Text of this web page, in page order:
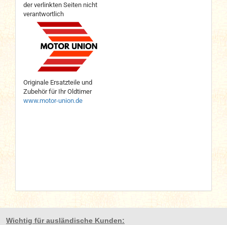
der verlinkten Seiten nicht
verantwortlich
Originale Ersatzteile und
Zubehör für Ihr Oldtimer
www.motor-union.de
Wichtig für ausländische Kunden: